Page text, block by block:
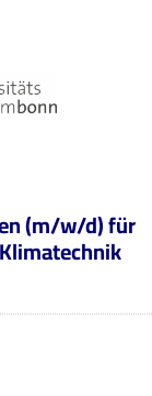
(m/w/d) für